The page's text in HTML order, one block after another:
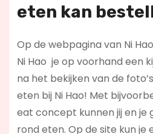
eten kan
Op de webpagina van Ni
Ni Hao je op voorhand een
na het bekijken van de
eten bij Ni Hao! Met
eat concept kunnen jij en je
rond eten. Op de site kun je